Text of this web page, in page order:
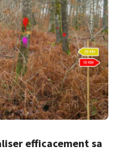
efficacement sa